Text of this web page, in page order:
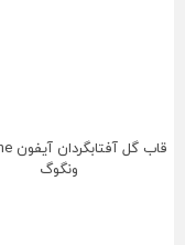
ونگوگ